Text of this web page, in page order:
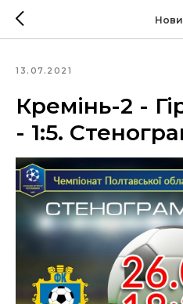
13.07.2021
Кремінь-2 -
- 1:5.